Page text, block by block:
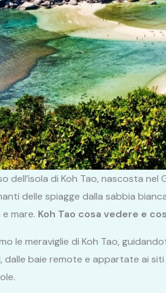
dell’isola di Koh Tao, nascosta
delle spiagge dalla sabbia
mare. Koh Tao cosa vedere e
le meraviglie di Koh Tao,
dalle baie remote e appartate ai